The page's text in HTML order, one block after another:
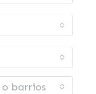
o barrios